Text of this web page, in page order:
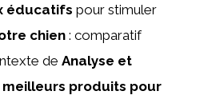
éducatifs pour stimuler
chien : comparatif
de Analyse et
produits pour